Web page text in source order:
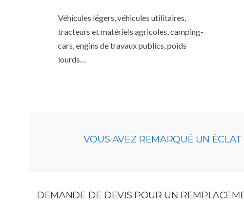
Véhicules légers, véhicules utilitaires,
tracteurs et matériels agricoles, camping-
cars, engins de travaux publics, poids
lourds…
VOUS AVEZ REMARQUÉ UN
DEMANDE DE DEVIS POUR UN